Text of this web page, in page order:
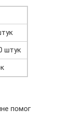
штук
помог